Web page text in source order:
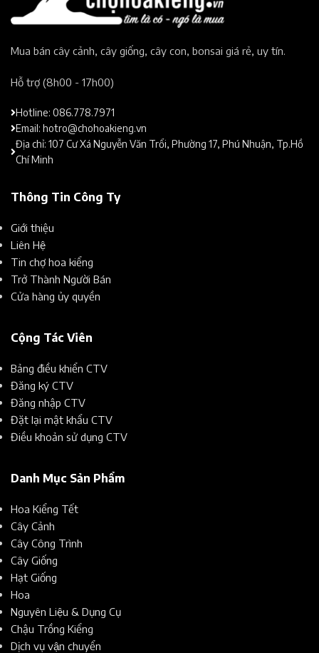
Mua bán cây cảnh, cây giống, cây con, bonsai giá rẻ, uy tín.​
Hỗ trợ (8h00 - 17h00)​
Hotline: 086.778.7971
Email: hotro@chohoakieng.vn
Địa chỉ: 107 Cư Xá Nguyễn Văn Trổi, Phường 17, Phú Nhuận, Tp.Hồ
Chí Minh
Thông Tin Công Ty
Giới thiệu
Liên Hệ
Tin chợ hoa kiểng
Trở Thành Người Bán
Cửa hàng ủy quyền
Cộng Tác Viên
Bảng điều khiển CTV
Đăng ký CTV
Đăng nhập CTV
Đặt lại mật khẩu CTV
Điều khoản sử dụng CTV
Danh Mục Sản Phẩm
Hoa Kiểng Tết
Cây Cảnh
Cây Công Trình
Cây Giống
Hạt Giống
Hoa
Nguyên Liệu & Dụng Cụ
Chậu Trồng Kiểng
Dịch vụ vận chuyển